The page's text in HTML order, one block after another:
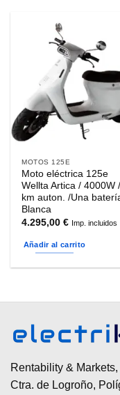
MOTOS 125E
Moto eléctrica 125e
Wellta Artica / 4000W
km auton. /Una
Blanca
4.295,00€ Imp. incluidos
Añadir al carrito
Rentability & Markets,
Ctra. de Logroño,